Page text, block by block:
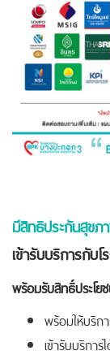
มีสิทธิประกันสุข
เข้ารับบริการกับ
พร้อมรับสิทธิ์ประโย
พร้อมให้บริก
เข้ารับบริกา